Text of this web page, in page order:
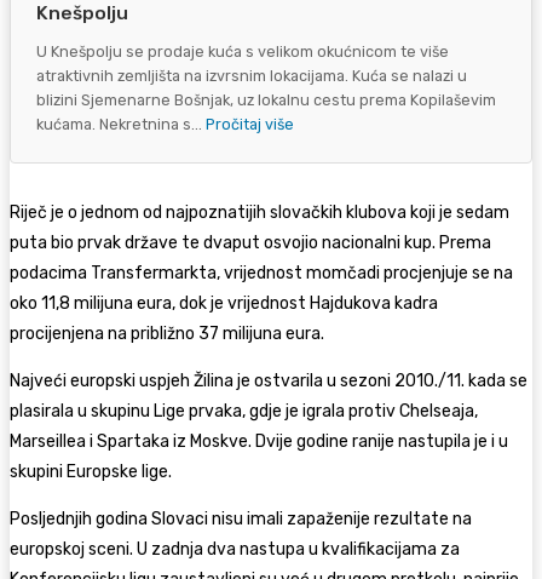
Knešpolju
U Knešpolju se prodaje kuća s velikom okućnicom te više
atraktivnih zemljišta na izvrsnim lokacijama. Kuća se nalazi u
blizini Sjemenarne Bošnjak, uz lokalnu cestu prema Kopilaševim
kućama. Nekretnina s... Pročitaj više
Riječ je o jednom od najpoznatijih slovačkih klubova koji je sedam
puta bio prvak države te dvaput osvojio nacionalni kup. Prema
podacima Transfermarkta, vrijednost momčadi procjenjuje se na
oko 11,8 milijuna eura, dok je vrijednost Hajdukova kadra
procijenjena na približno 37 milijuna eura.
Najveći europski uspjeh Žilina je ostvarila u sezoni 2010./11. kada se
plasirala u skupinu Lige prvaka, gdje je igrala protiv Chelseaja,
Marseillea i Spartaka iz Moskve. Dvije godine ranije nastupila je i u
skupini Europske lige.
Posljednjih godina Slovaci nisu imali zapaženije rezultate na
europskoj sceni. U zadnja dva nastupa u kvalifikacijama za